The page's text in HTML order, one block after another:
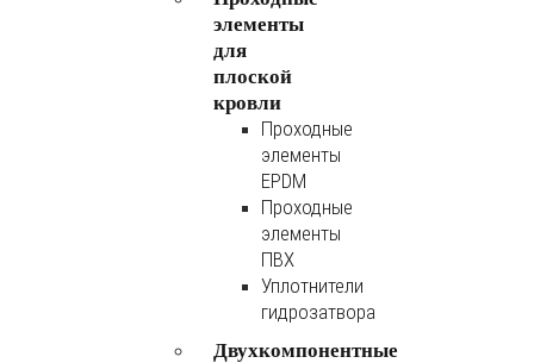
элементы
для
плоской
кровли
Проходные
элементы
EPDM
Проходные
элементы
ПВХ
Уплотнители
гидрозатвора
Двухкомпонентные